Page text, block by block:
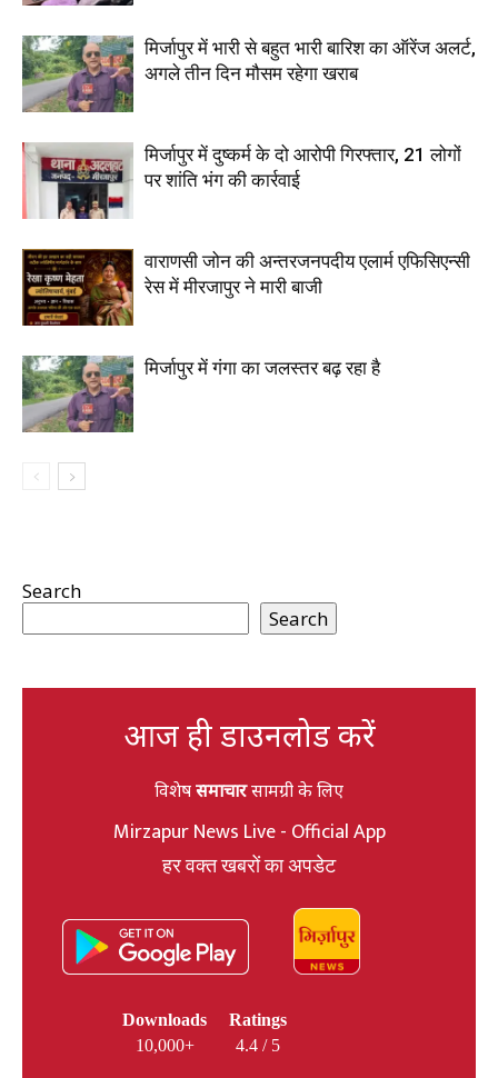
मिर्जापुर में भारी से बहुत भारी बारिश का ऑरेंज अलर्ट,
अगले तीन दिन मौसम रहेगा खराब
मिर्जापुर में दुष्कर्म के दो आरोपी गिरफ्तार, 21 लोगों
पर शांति भंग की कार्रवाई
वाराणसी जोन की अन्तरजनपदीय एलार्म एफिसिएन्सी
रेस में मीरजापुर ने मारी बाजी
मिर्जापुर में गंगा का जलस्तर बढ़ रहा है
Search
Search
आज ही डाउनलोड करें
विशेषसमाचारसामग्री के लिए
Mirzapur News Live - Official App
हर वक्त खबरों का अपडेट
Downloads
10,000+
Ratings
4.4 / 5